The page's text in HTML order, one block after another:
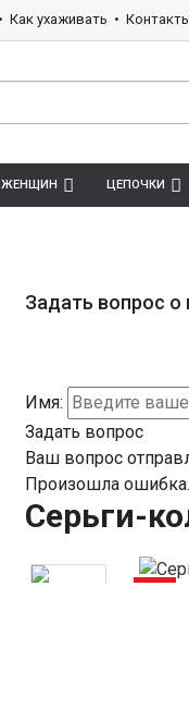
Как ухаживать
ЖЕНЩИН ЦЕПОЧКИ
Задать вопрос о
Имя:
Задать вопрос
Ваш вопрос
Произошла
Серьги-
-6%